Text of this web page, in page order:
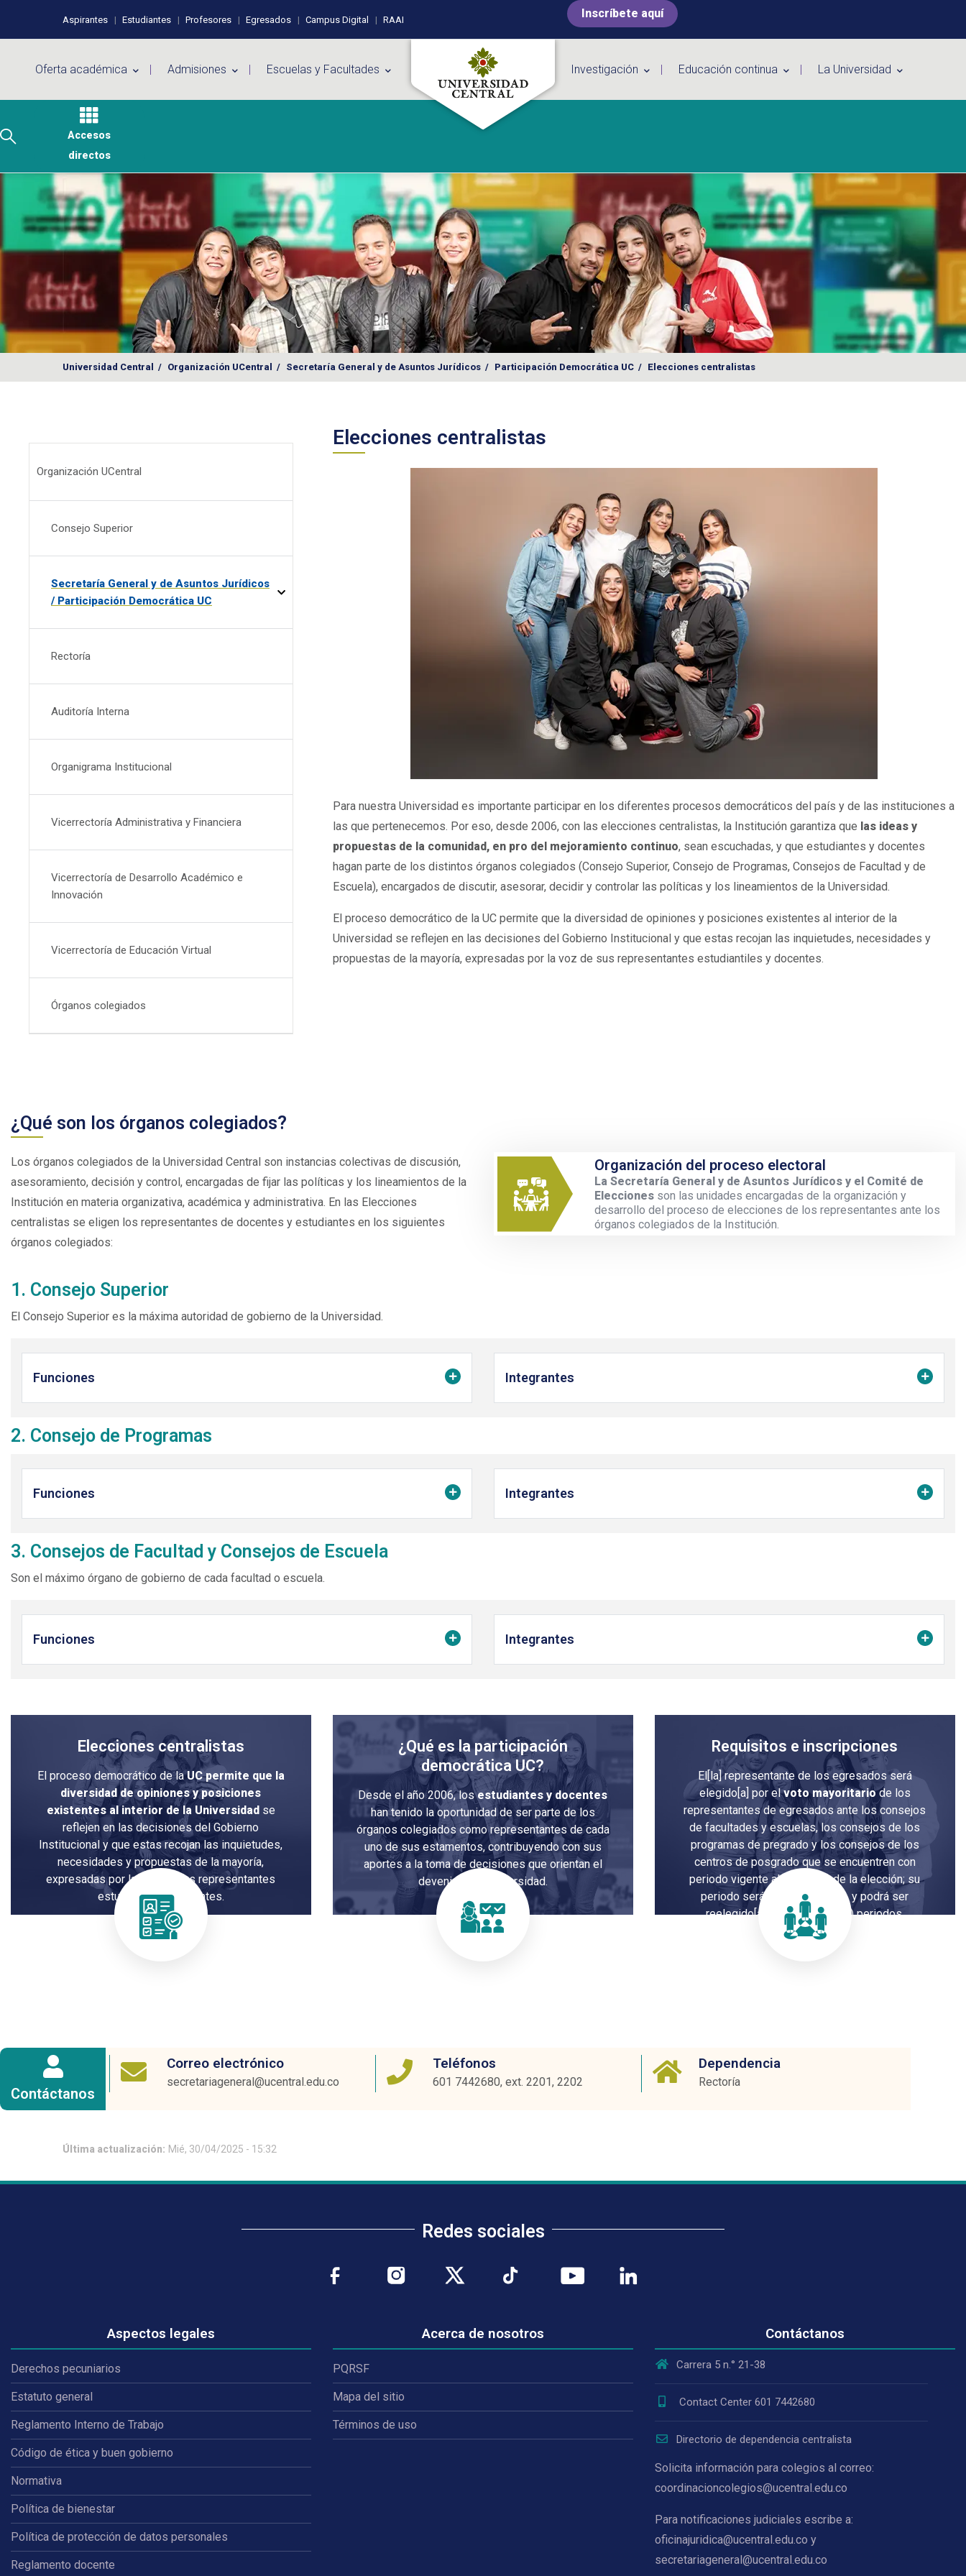
Perfiles de usuario
Aspirantes Estudiantes Profesores Egresados Campus Digital RAAI Inscríbete aquí
Oferta académica Admisiones Escuelas y Facultades Investigación Educación continua La Universidad
Accesos
directos
Universidad Central / Organización UCentral / Secretaría General y de Asuntos Jurídicos / Participación Democrática UC / Elecciones centralistas
Organización UCentral
Consejo Superior
Secretaría General y de Asuntos Jurídicos
/ Participación Democrática UC
Rectoría
Auditoría Interna
Organigrama Institucional
Vicerrectoría Administrativa y Financiera
Vicerrectoría de Desarrollo Académico e
Innovación
Vicerrectoría de Educación Virtual
Órganos colegiados
Elecciones centralistas
Para nuestra Universidad es importante participar en los diferentes procesos democráticos del país y de las instituciones a
las que pertenecemos. Por eso, desde 2006, con las elecciones centralistas, la Institución garantiza que las ideas y
propuestas de la comunidad, en pro del mejoramiento continuo, sean escuchadas, y que estudiantes y docentes
hagan parte de los distintos órganos colegiados (Consejo Superior, Consejo de Programas, Consejos de Facultad y de
Escuela), encargados de discutir, asesorar, decidir y controlar las políticas y los lineamientos de la Universidad.
El proceso democrático de la UC permite que la diversidad de opiniones y posiciones existentes al interior de la
Universidad se reflejen en las decisiones del Gobierno Institucional y que estas recojan las inquietudes, necesidades y
propuestas de la mayoría, expresadas por la voz de sus representantes estudiantiles y docentes.
¿Qué son los órganos colegiados?
Los órganos colegiados de la Universidad Central son instancias colectivas de discusión,
asesoramiento, decisión y control, encargadas de fijar las políticas y los lineamientos de la
Institución en materia organizativa, académica y administrativa. En las Elecciones
centralistas se eligen los representantes de docentes y estudiantes en los siguientes
órganos colegiados:
Organización del proceso electoral
La Secretaría General y de Asuntos Jurídicos y el Comité de
Elecciones son las unidades encargadas de la organización y
desarrollo del proceso de elecciones de los representantes ante los
órganos colegiados de la Institución.
1. Consejo Superior
El Consejo Superior es la máxima autoridad de gobierno de la Universidad.
Funciones Integrantes
2. Consejo de Programas
Funciones Integrantes
3. Consejos de Facultad y Consejos de Escuela
Son el máximo órgano de gobierno de cada facultad o escuela.
Funciones Integrantes
Elecciones centralistas
El proceso democrático de laUC permite que la
diversidad de opiniones y posiciones
existentes al interior de la Universidadse
reflejen en las decisiones del Gobierno
Institucional y que estas recojan las inquietudes,
necesidades y propuestas de la mayoría,
expresadas por la voz de sus representantes
estudiantiles y docentes.
¿Qué es la participación
democrática UC?
Desde el año 2006, losestudiantes y docentes
han tenido la oportunidad de ser parte de los
órganos colegiados como representantes de cada
uno de sus estamentos, contribuyendo con sus
aportes a la toma de decisiones que orientan el
devenir de la Universidad.
Requisitos e inscripciones
El[la] representante de los egresados será
elegido[a] por elvoto mayoritariode los
representantes de egresados ante los consejos
de facultades y escuelas, los consejos de los
programas de pregrado y los consejos de los
centros de posgrado que se encuentren con
periodo vigente al momento de la elección; su
periodo será de dos (2) años, y podrá ser
reelegido[a] hasta por dos (2) periodos.
Contáctanos
Correo electrónico
secretariageneral@ucentral.edu.co
Teléfonos
601 7442680, ext. 2201, 2202
Dependencia
Rectoría
Última actualización: Mié, 30/04/2025 - 15:32
Redes sociales
Aspectos legales
Derechos pecuniarios
Estatuto general
Reglamento Interno de Trabajo
Código de ética y buen gobierno
Normativa
Política de bienestar
Política de protección de datos personales
Reglamento docente
Acerca de nosotros
PQRSF
Mapa del sitio
Términos de uso
Contáctanos
Carrera 5 n.° 21-38
Contact Center 601 7442680
Directorio de dependencia centralista
Solicita información para colegios al correo:
coordinacioncolegios@ucentral.edu.co
Para notificaciones judiciales escribe a:
oficinajuridica@ucentral.edu.co y
secretariageneral@ucentral.edu.co